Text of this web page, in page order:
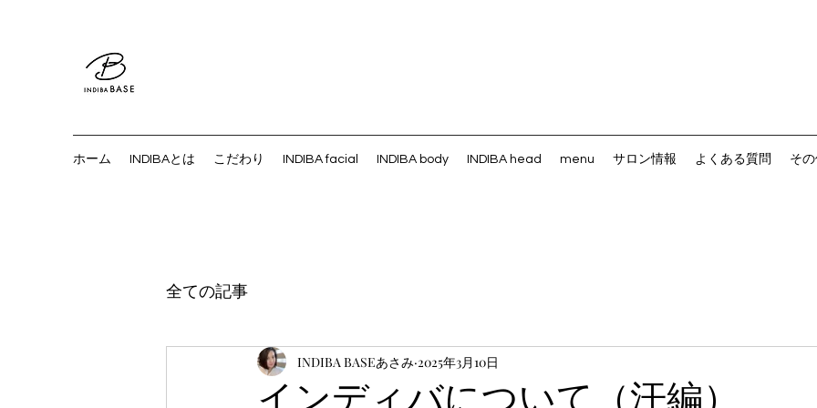
ホーム INDIBAとは こだわり INDIBA facial INDIBA body INDIBA head menu サロン情報 よくある質問 そ
全ての記事
インディバについて（汗編）
INDIBA BASEあさみ 2025年3月10日